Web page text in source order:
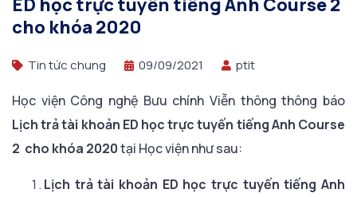
ED học trực tuyến tiếng Anh Course 2
cho khóa 2020
Tin tức chung 09/09/2021 ptit
Học viện Công nghệ Bưu chính Viễn thông thông báo
Lịch trả tài khoản ED học trực tuyến tiếng Anh Course
2 cho khóa 2020tại Học viện như sau:
Lịch trả tài khoản ED học trực tuyếntiếng Anh